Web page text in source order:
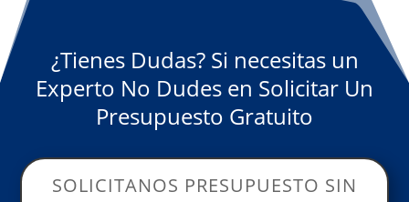
¿Tienes Dudas? Si necesitas un
Experto No Dudes en Solicitar Un
Presupuesto Gratuito
SOLICITANOS PRESUPUESTO SIN